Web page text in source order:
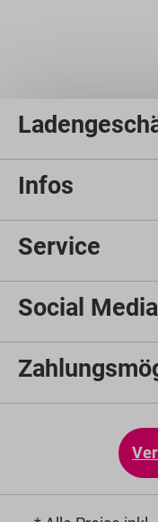
Infos
Service
Social Media